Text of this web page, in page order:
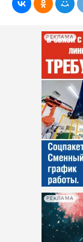
РЕКЛАМА
РЕКЛАМА